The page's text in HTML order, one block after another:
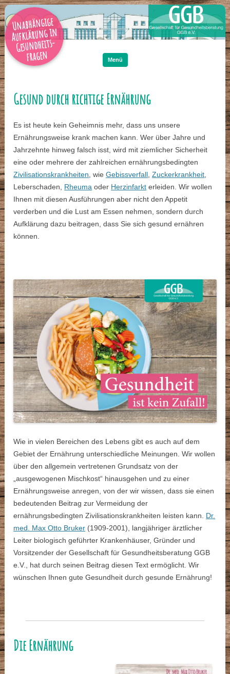
Unabhängige
Aufklärung in
Gesundheits-
fragen Menü
Gesund durch richtige Ernährung
Es ist heute kein Geheimnis mehr, dass uns unsere
Ernährungsweise krank machen kann. Wer über Jahre und
Jahrzehnte hinweg falsch isst, wird mit ziemlicher Sicherheit
eine oder mehrere der zahlreichen ernährungsbedingten
Zivilisationskrankheiten, wieGebissverfall,Zuckerkrankheit,
Leberschaden, Rheuma oder Herzinfarkt erleiden. Wir wollen
Ihnen mit diesen Ausführungen aber nicht den Appetit
verderben und die Lust am Essen nehmen, sondern durch
Aufklärung dazu beitragen, dass Sie sich gesund ernähren
können.
Wie in vielen Bereichen des Lebens gibt es auch auf dem
Gebiet der Ernährung unterschiedliche Meinungen. Wir wollen
über den allgemein vertretenen Grundsatz von der
„ausgewogenen Mischkost“ hinausgehen und zu einer
Ernährungsweise anregen, von der wir wissen, dass sie einen
bedeutenden Beitrag zur Vermeidung der
ernährungsbedingten Zivilisationskrankheiten leisten kann. Dr.
med. Max Otto Bruker (1909-2001), langjähriger ärztlicher
Leiter biologisch geführter Krankenhäuser, Gründer und
Vorsitzender der Gesellschaft für Gesundheitsberatung GGB
e.V., hat durch seinen Beitrag diesen Text ermöglicht. Wir
wünschen Ihnen gute Gesundheit durch gesunde Ernährung!
Die Ernährung